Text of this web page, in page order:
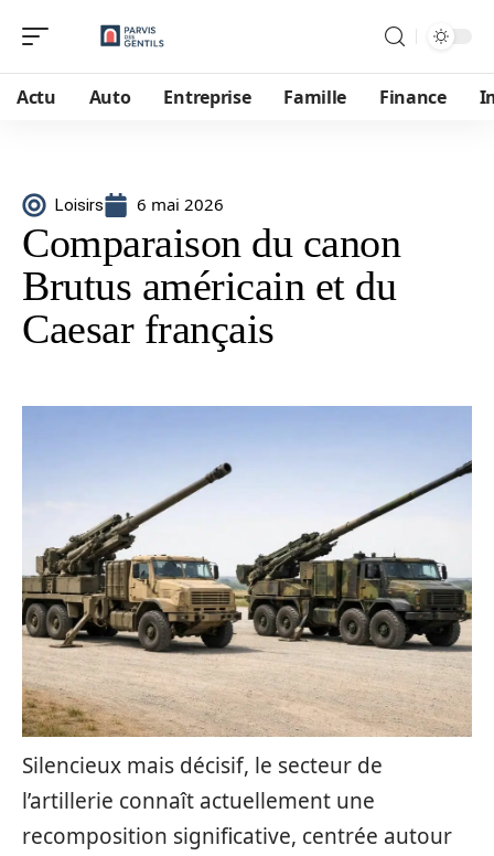
Actu Auto Entreprise Famille Finance
Loisirs 6 mai 2026
Comparaison du canon
Brutus américain et du
Caesar français
Silencieux mais décisif, le secteur de
l’artillerie connaît actuellement une
recomposition significative, centrée autour